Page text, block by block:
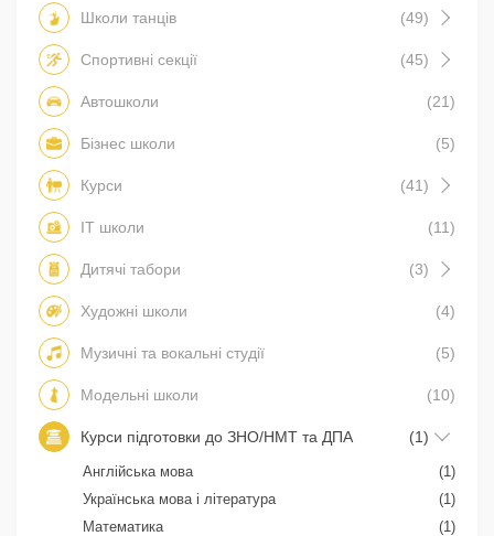
Школи танців (49)
Спортивні секції (45)
Автошколи (21)
Бізнес школи (5)
Курси (41)
IT школи (11)
Дитячі табори (3)
Художні школи (4)
Музичні та вокальні студії (5)
Модельні школи (10)
Курси підготовки до ЗНО/НМТ та ДПА (1)
Англійська мова
(1)
Українська мова і література
(1)
Математика
(1)